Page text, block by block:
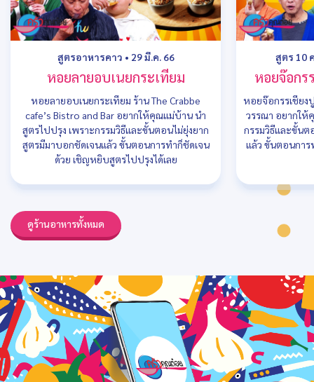
สูตรอาหารคาว • 29 มี.ค. 66
หอยลายอบเนยกระเทียม
หอยลายอบเนยกระเทียม ร้าน The Crabbe
cafe’s Bistro and Bar อยากให้คุณแม่บ้าน นำ
สูตรไปปรุง เพราะกรรมวิธีและขั้นตอนไม่ยุ่งยาก
สูตรมีมาบอกชัดเจนแล้ว ขั้นตอนการทำก็ชัดเจน
ด้วย เชิญหยิบสูตรไปปรุงได้เลย
สูตร 10
หอยจ๊อกร
หอยจ๊อกรรเชีย
วรรณา อยากให้
กรรมวิธีและขั้นต
แล้ว ขั้นตอนกา
ดูร้านอาหารทั้งหมด